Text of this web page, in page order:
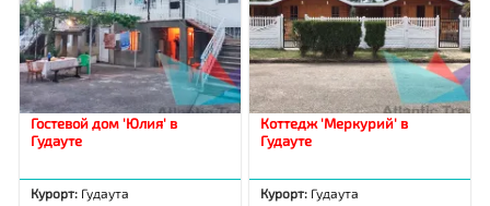
Гостевой дом 'Юлия' в
Гудауте
Курорт: Гудаута
Коттедж 'Меркурий' в
Гудауте
Курорт: Гудаута